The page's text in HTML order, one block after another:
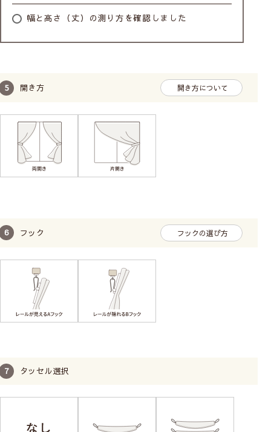
幅と高さ（丈）の測り方を確認しました
開き方 開き方について
フック フックの選び方
タッセル選択